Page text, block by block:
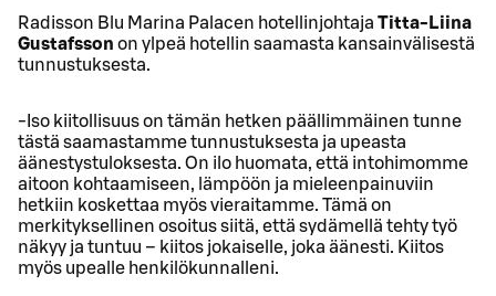
Radisson Blu Marina Palacen hotellinjohtaja Titta-Liina
Gustafsson on ylpeä hotellin saamasta kansainvälisestä
tunnustuksesta.
-Iso kiitollisuus on tämän hetken päällimmäinen tunne
tästä saamastamme tunnustuksesta ja upeasta
äänestystuloksesta. On ilo huomata, että intohimomme
aitoon kohtaamiseen, lämpöön ja mieleenpainuviin
hetkiin koskettaa myös vieraitamme. Tämä on
merkityksellinen osoitus siitä, että sydämellä tehty työ
näkyy ja tuntuu – kiitos jokaiselle, joka äänesti. Kiitos
myös upealle henkilökunnalleni.